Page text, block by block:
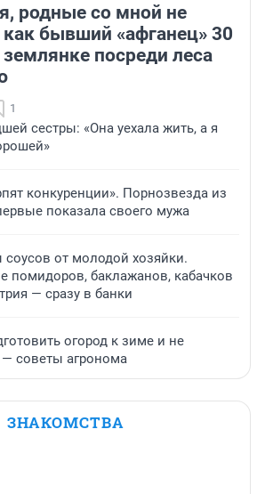
родные со мной не
бывший «афганец» 30
посреди леса
1
сестры: «Она уехала жить, а я
конкуренции». Порнозвезда из
показала своего мужа
от молодой хозяйки.
помидоров, баклажанов, кабачков
— сразу в банки
огород к зиме и не
— советы агронома
ЗНАКОМСТВА